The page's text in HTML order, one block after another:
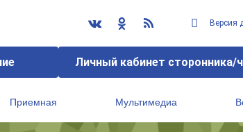
Версия
Личный кабинет сторонника/
Приемная Мультимедиа